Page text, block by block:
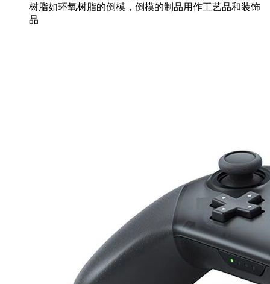
树脂如环氧树脂的倒模，倒模的制品用作工艺品和装饰
品